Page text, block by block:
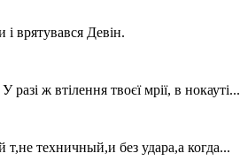
і врятувався Девін.
ж втілення твоєї мрії, в нокауті...
техничный,и без удара,а когда...